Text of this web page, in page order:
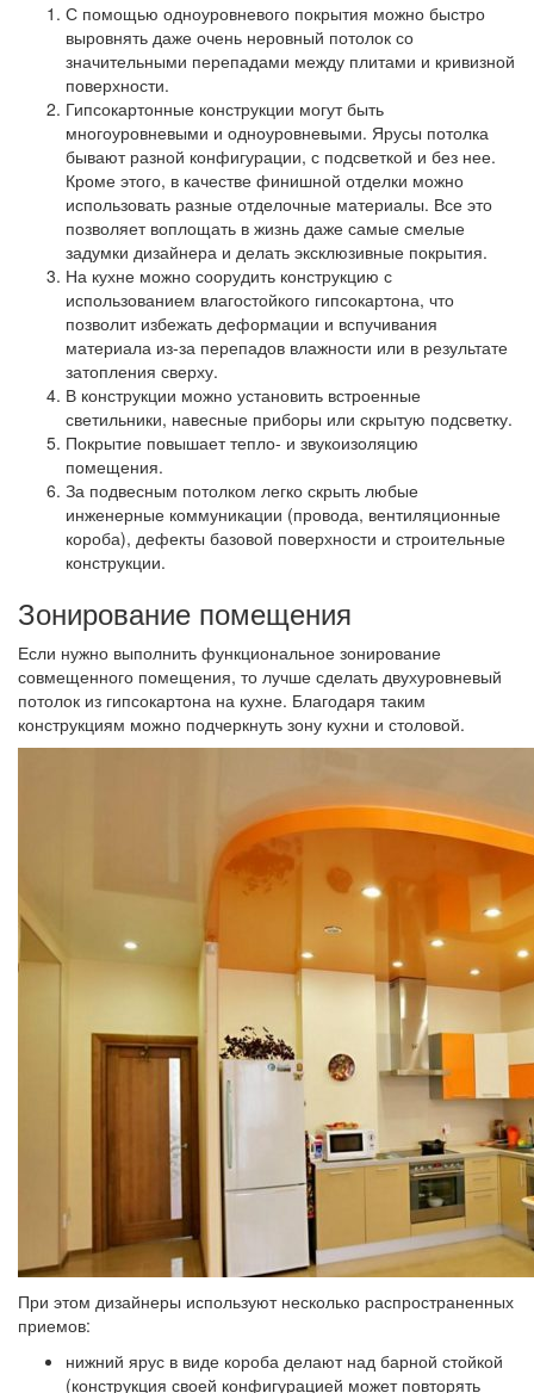
С помощью одноуровневого покрытия можно быстро
выровнять даже очень неровный потолок со
значительными перепадами между плитами и кривизной
поверхности.
Гипсокартонные конструкции могут быть
многоуровневыми и одноуровневыми. Ярусы потолка
бывают разной конфигурации, с подсветкой и без нее.
Кроме этого, в качестве финишной отделки можно
использовать разные отделочные материалы. Все это
позволяет воплощать в жизнь даже самые смелые
задумки дизайнера и делать эксклюзивные покрытия.
На кухне можно соорудить конструкцию с
использованием влагостойкого гипсокартона, что
позволит избежать деформации и вспучивания
материала из-за перепадов влажности или в результате
затопления сверху.
В конструкции можно установить встроенные
светильники, навесные приборы или скрытую подсветку.
Покрытие повышает тепло- и звукоизоляцию
помещения.
За подвесным потолком легко скрыть любые
инженерные коммуникации (провода, вентиляционные
короба), дефекты базовой поверхности и строительные
конструкции.
Зонирование помещения
Если нужно выполнить функциональное зонирование
совмещенного помещения, то лучше сделать двухуровневый
потолок из гипсокартона на кухне. Благодаря таким
конструкциям можно подчеркнуть зону кухни и столовой.
При этом дизайнеры используют несколько распространенных
приемов:
нижний ярус в виде короба делают над барной стойкой
(конструкция своей конфигурацией может повторять